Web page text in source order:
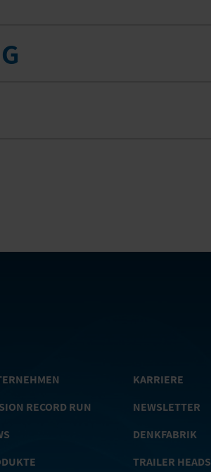
RECORD RUN
KARRIERE
NEWSLETTER
DENKFABRIK
TRAILER HEADS